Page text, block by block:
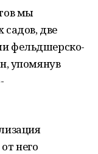
мы
две
фельдшерско-
упомянув
него